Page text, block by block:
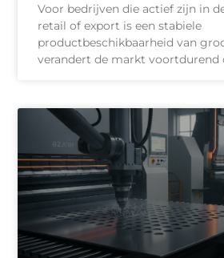
Voor bedrijven die actief zijn in
retail of export is een stabiele
productbeschikbaarheid van
verandert de markt voortdurend